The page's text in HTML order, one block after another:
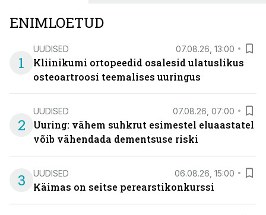
ENIMLOETUD
1
UUDISED 07.08.26, 13:00
Kliinikumi ortopeedid osalesid ulatuslikus
osteoartroosi teemalises uuringus
2
UUDISED 07.08.26, 07:00
Uuring: vähem suhkrut esimestel eluaastatel
võib vähendada dementsuse riski
3 UUDISED 06.08.26, 15:00
Käimas on seitse perearstikonkurssi